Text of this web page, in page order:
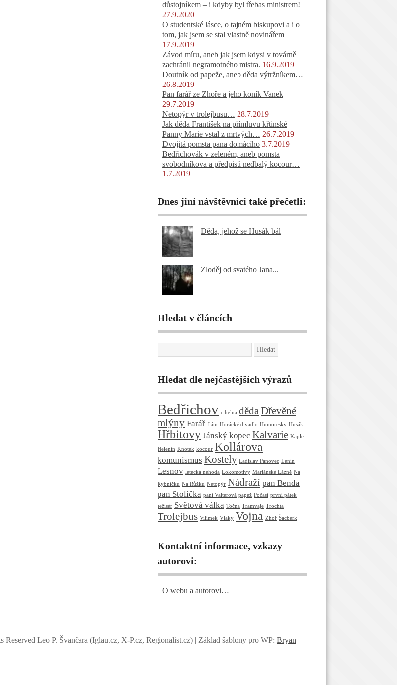
důstojníkem – i kdyby byl třebas ministrem!
27.9.2020
O studentské lásce, o tajném biskupovi a i o
tom, jak jsem se stal vlastně novinářem
17.9.2019
Závod míru, aneb jak jsem kdysi v továrně
zachránil negramotného mistra. 16.9.2019
Doutník od papeže, aneb děda výtržníkem…
26.8.2019
Pan farář ze Zhoře a jeho koník Vanek
29.7.2019
Netopýr v trolejbusu… 28.7.2019
Jak děda František na přímluvu křtinské
Panny Marie vstal z mrtvých… 26.7.2019
Dvojitá pomsta pana domácího 3.7.2019
Bedřichovák v zeleném, aneb pomsta
svobodníkova a předpisů nedbalý kocour…
1.7.2019
Dnes jiní návštěvníci také přečetli:
Děda, jehož se Husák bál
Zloděj od svatého Jana...
Hledat v článcích
Hledat dle nejčastějších výrazů
Bedřichov cihelna dědaDřevěné
mlýny Farář flám Horácké divadlo Humoresky Husák
Hřbitovy Jánský kopec Kalvarie Kaple
Helenín Knotek kocour Kollárova
komunismus Kostely Ladislav Panovec Lenin
Lesnov letecká nehoda Lokomotivy Mariánské Lázně Na
Rybníčku Na Růžku Netopýr Nádraží pan Benda
pan Stolička paní Valterová papež Počasí první pátek
režisér Světová válka Točna Tramvaje Trochta
Trolejbus Vilímek Vlaky Vojna Zhoř Šacberk
Kontaktní informace, vzkazy
autorovi:
O webu a autorovi…
Reserved Leo P. Švančara (Iglau.cz, X-P.cz, Regionalist.cz) | Základ šablony pro WP: Bryan